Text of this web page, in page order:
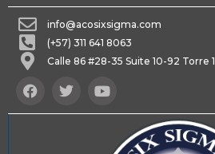
info@acosixsigma.com
(+57) 311 641 8063
Calle 86 #28-35 Suite 10-92 Torre 1
F
T
Y